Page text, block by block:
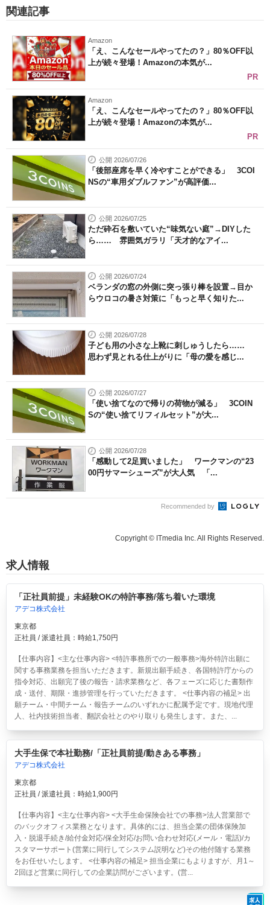
関連記事
Amazon
「え、こんなセールやってたの？」80％OFF以
上が続々登場！Amazonの本気が...
PR
Amazon
「え、こんなセールやってたの？」80％OFF以
上が続々登場！Amazonの本気が...
PR
公開 2026/07/26
「後部座席を早く冷やすことができる」 3COI
NSの“車用ダブルファン”が高評価...
公開 2026/07/25
ただ砕石を敷いていた“味気ない庭”→DIYした
ら…… 雰囲気ガラリ「天才的なアイ...
公開 2026/07/24
ベランダの窓の外側に突っ張り棒を設置→目か
らウロコの暑さ対策に「もっと早く知りた...
公開 2026/07/28
子ども用の小さな上靴に刺しゅうしたら……
思わず見とれる仕上がりに「母の愛を感じ...
公開 2026/07/27
「使い捨てなので帰りの荷物が減る」 3COIN
Sの“使い捨てリフィルセット”が大...
公開 2026/07/28
「感動して2足買いました」 ワークマンの“23
00円サマーシューズ”が大人気 「...
Recommended by
Copyright © ITmedia Inc. All Rights Reserved.
求人情報
「正社員前提」未経験OKの特許事務/落ち着いた環境
アデコ株式会社
東京都
正社員 / 派遣社員：時給1,750円
【仕事内容】<主な仕事内容> <特許事務所での一般事務>海外特許出願に
関する事務業務を担当いただきます。新規出願手続き、各国特許庁からの
指令対応、出願完了後の報告・請求業務など、各フェーズに応じた書類作
成・送付、期限・進捗管理を行っていただきます。 <仕事内容の補足> 出
願チーム・中間チーム・報告チームのいずれかに配属予定です。現地代理
人、社内技術担当者、翻訳会社とのやり取りも発生します。また、...
大手生保で本社勤務/「正社員前提/動きある事務」
アデコ株式会社
東京都
正社員 / 派遣社員：時給1,900円
【仕事内容】<主な仕事内容> <大手生命保険会社での事務>法人営業部で
のバックオフィス業務となります。具体的には、担当企業の団体保険加
入・脱退手続き/給付金対応/保全対応/お問い合わせ対応(メール・電話)/カ
スタマーサポート(営業に同行してシステム説明など)その他付随する業務
をお任せいたします。 <仕事内容の補足> 担当企業にもよりますが、月1～
2回ほど営業に同行しての企業訪問がございます。(営...